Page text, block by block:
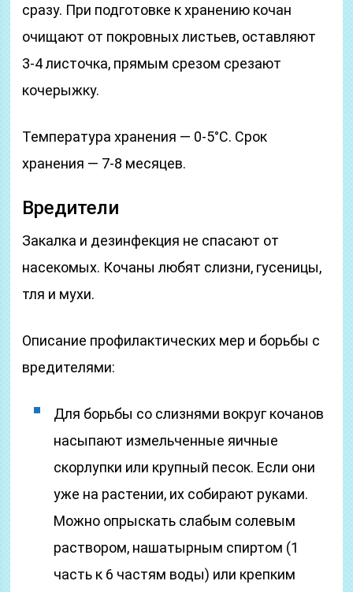
сразу. При подготовке к хранению кочан
очищают от покровных листьев, оставляют
3-4 листочка, прямым срезом срезают
кочерыжку.
Температура хранения — 0-5°С. Срок
хранения — 7-8 месяцев.
Вредители
Закалка и дезинфекция не спасают от
насекомых. Кочаны любят слизни, гусеницы,
тля и мухи.
Описание профилактических мер и борьбы с
вредителями:
Для борьбы со слизнями вокруг кочанов
насыпают измельченные яичные
скорлупки или крупный песок. Если они
уже на растении, их собирают руками.
Можно опрыскать слабым солевым
раствором, нашатырным спиртом (1
часть к 6 частям воды) или крепким